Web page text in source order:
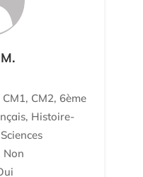
CM1, CM2, 6ème
Histoire-
Non